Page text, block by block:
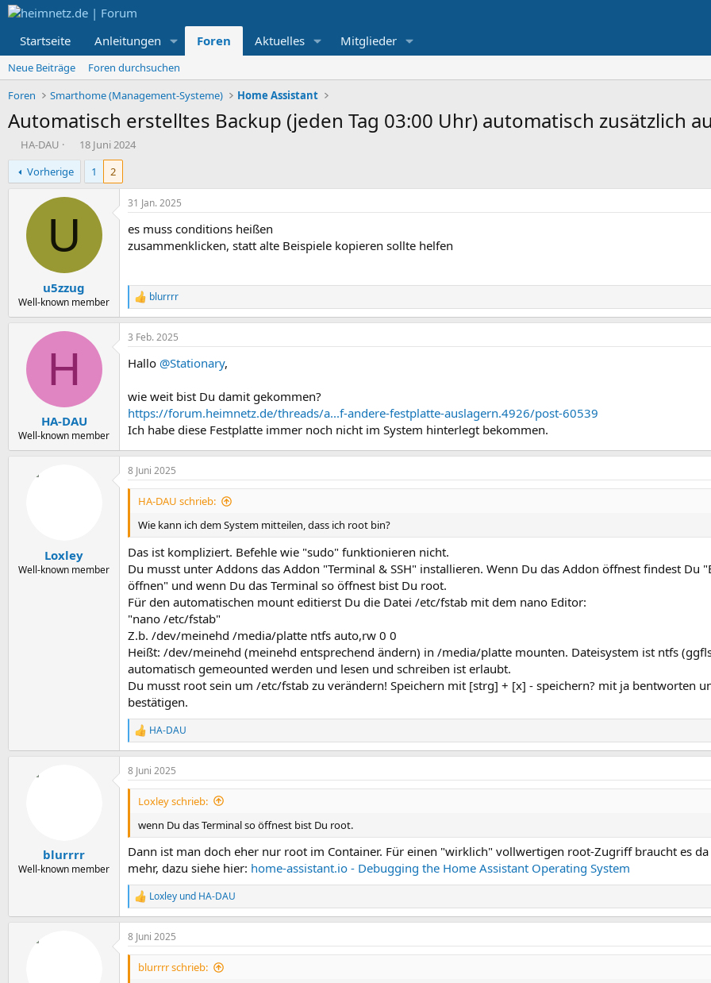
Startseite Anleitungen Foren Aktuelles Mitglieder
Neue Beiträge
Foren durchsuchen
Foren
Smarthome (Management-Systeme) Home Assistant
Automatisch erstelltes Backup (jeden Tag 03:00 Uhr) automatisch zusätzlich
E
r
s
t
HA-DAU
E
r
t
e
m
18 Juni 2024
Vorherige
1 2
U
u5zzug
Well-known member
31 Jan. 2025
es muss conditions heißen
zusammenklicken, statt alte Beispiele kopieren sollte helfen
R
e
a
k
i
n
e
n
:
blurrrr
H
HA-DAU
Well-known member
3 Feb. 2025
Hallo @Stationary,
wie weit bist Du damit gekommen?
https://forum.heimnetz.de/threads/a...f-andere-festplatte-auslagern.4926/post-60539
Ich habe diese Festplatte immer noch nicht im System hinterlegt bekommen.
Loxley
Well-known member
8 Juni 2025
HA-DAU schrieb:
Wie kann ich dem System mitteilen, dass ich root bin?
Das ist kompliziert. Befehle wie "sudo" funktionieren nicht.
Du musst unter Addons das Addon "Terminal & SSH" installieren. Wenn Du das Addon öffnest findest Du
öffnen" und wenn Du das Terminal so öffnest bist Du root.
Für den automatischen mount editierst Du die Datei /etc/fstab mit dem nano Editor:
"nano /etc/fstab"
Z.b. /dev/meinehd /media/platte ntfs auto,rw 0 0
Heißt: /dev/meinehd (meinehd entsprechend ändern) in /media/platte mounten. Dateisystem ist ntfs
automatisch gemeounted werden und lesen und schreiben ist erlaubt.
Du musst root sein um /etc/fstab zu verändern! Speichern mit [strg] + [x] - speichern? mit ja bentworten
bestätigen.
R
e
a
k
t
n
e
n
HA-DAU
blurrrr
Well-known member
8 Juni 2025
Loxley schrieb:
wenn Du das Terminal so öffnest bist Du root.
Dann ist man doch eher nur root im Container. Für einen "wirklich" vollwertigen root-Zugriff braucht es
mehr, dazu siehe hier: home-assistant.io - Debugging the Home Assistant Operating System
R
e
a
k
t
Loxley und HA-DAU
8 Juni 2025
blurrrr schrieb: